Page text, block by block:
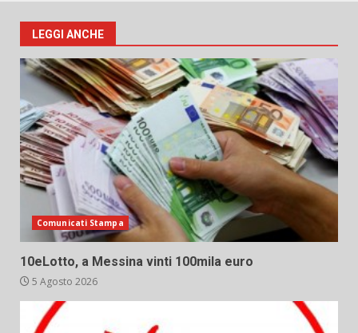
LEGGI ANCHE
Comunicati Stampa
10eLotto, a Messina vinti 100mila euro
5 Agosto 2026